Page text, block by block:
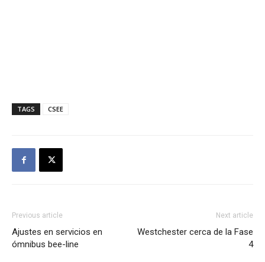
TAGS CSEE
Previous article
Ajustes en servicios en
ómnibus bee-line
Next article
Westchester cerca de la Fase
4